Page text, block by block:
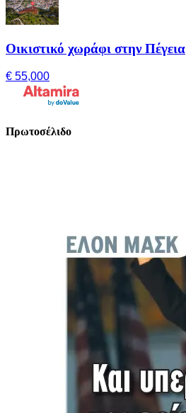
Οικιστικό χωράφι στην Πέγεια
€ 55,000
Πρωτοσέλιδο